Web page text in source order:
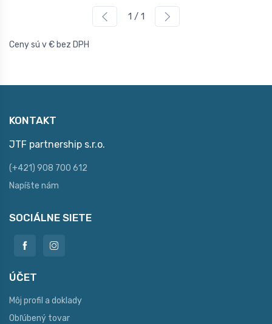
1 / 1
Ceny sú v € bez DPH
KONTAKT
JTF partnership s.r.o.
(+421) 908 700 612
Napíšte nám
SOCIÁLNE SIETE
ÚČET
Môj profil a doklady
Obľúbený tovar